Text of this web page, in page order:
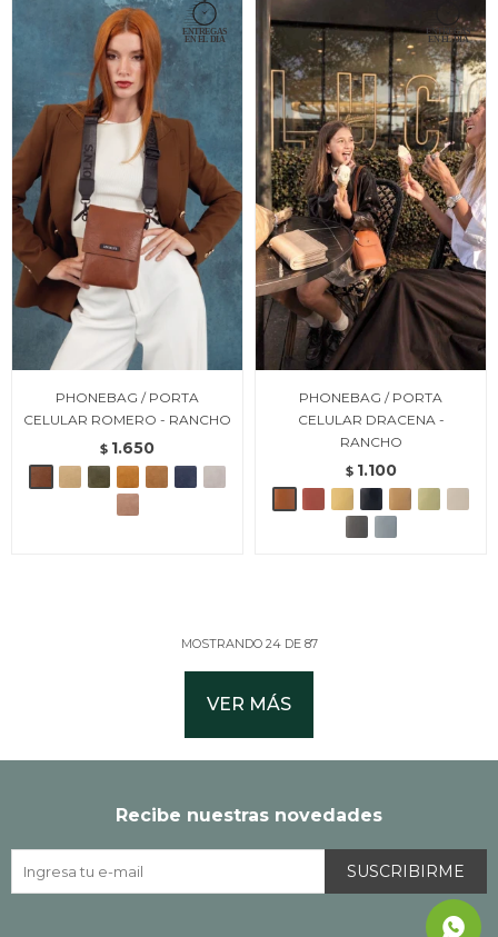
PHONEBAG / PORTA
CELULAR ROMERO - RANCHO
$ 1.650
PHONEBAG / PORTA
CELULAR DRACENA -
RANCHO
$ 1.100
MOSTRANDO 24DE 87
VER MÁS
Recibe nuestras novedades
SUSCRIBIRME